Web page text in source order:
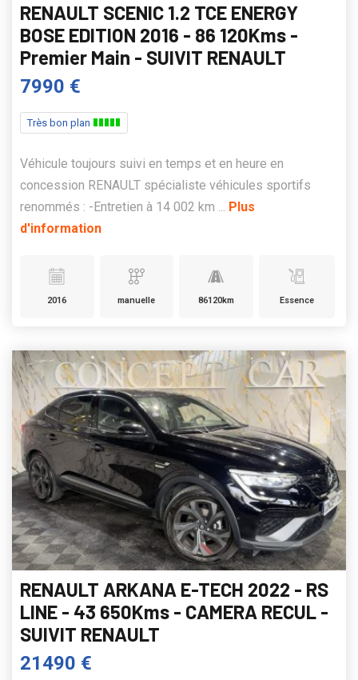
RENAULT SCENIC 1.2 TCE ENERGY
BOSE EDITION 2016 - 86 120Kms -
Premier Main - SUIVIT RENAULT
7990 €
Très bon plan
Véhicule toujours suivi en temps et en heure en
concession RENAULT spécialiste véhicules sportifs
renommés : -Entretien à 14 002 km ... Plus
d'information
2016 manuelle 86120km Essence
RENAULT ARKANA E-TECH 2022 - RS
LINE - 43 650Kms - CAMERA RECUL -
SUIVIT RENAULT
21490 €